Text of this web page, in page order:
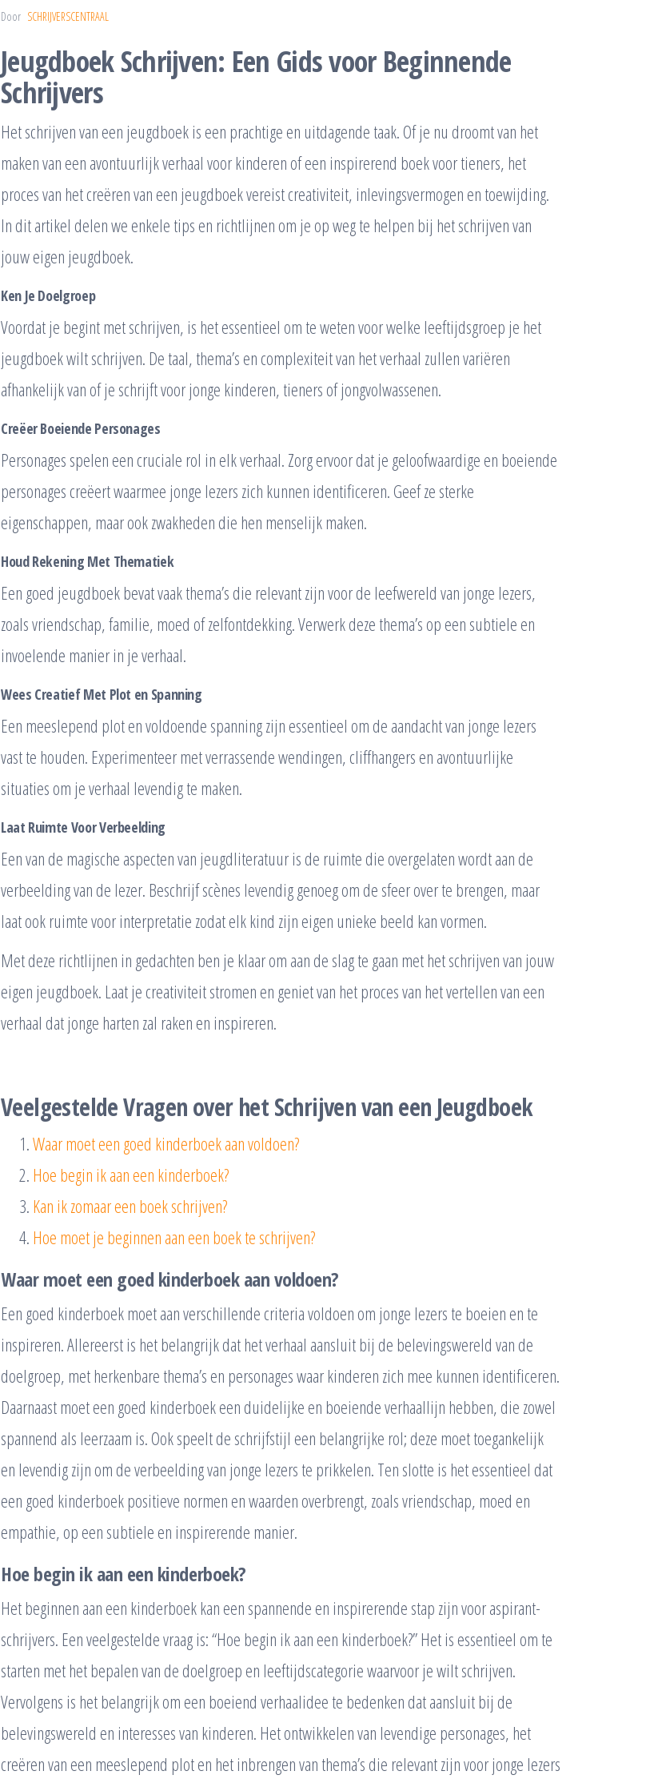
Door SCHRIJVERSCENTRAAL
Jeugdboek Schrijven: Een Gids voor Beginnende
Schrijvers
Het schrijven van een jeugdboek is een prachtige en uitdagende taak. Of je nu droomt van het
maken van een avontuurlijk verhaal voor kinderen of een inspirerend boek voor tieners, het
proces van het creëren van een jeugdboek vereist creativiteit, inlevingsvermogen en toewijding.
In dit artikel delen we enkele tips en richtlijnen om je op weg te helpen bij het schrijven van
jouw eigen jeugdboek.
Ken Je Doelgroep
Voordat je begint met schrijven, is het essentieel om te weten voor welke leeftijdsgroep je het
jeugdboek wilt schrijven. De taal, thema’s en complexiteit van het verhaal zullen variëren
afhankelijk van of je schrijft voor jonge kinderen, tieners of jongvolwassenen.
Creëer Boeiende Personages
Personages spelen een cruciale rol in elk verhaal. Zorg ervoor dat je geloofwaardige en boeiende
personages creëert waarmee jonge lezers zich kunnen identificeren. Geef ze sterke
eigenschappen, maar ook zwakheden die hen menselijk maken.
Houd Rekening Met Thematiek
Een goed jeugdboek bevat vaak thema’s die relevant zijn voor de leefwereld van jonge lezers,
zoals vriendschap, familie, moed of zelfontdekking. Verwerk deze thema’s op een subtiele en
invoelende manier in je verhaal.
Wees Creatief Met Plot en Spanning
Een meeslepend plot en voldoende spanning zijn essentieel om de aandacht van jonge lezers
vast te houden. Experimenteer met verrassende wendingen, cliffhangers en avontuurlijke
situaties om je verhaal levendig te maken.
Laat Ruimte Voor Verbeelding
Een van de magische aspecten van jeugdliteratuur is de ruimte die overgelaten wordt aan de
verbeelding van de lezer. Beschrijf scènes levendig genoeg om de sfeer over te brengen, maar
laat ook ruimte voor interpretatie zodat elk kind zijn eigen unieke beeld kan vormen.
Met deze richtlijnen in gedachten ben je klaar om aan de slag te gaan met het schrijven van jouw
eigen jeugdboek. Laat je creativiteit stromen en geniet van het proces van het vertellen van een
verhaal dat jonge harten zal raken en inspireren.
Veelgestelde Vragen over het Schrijven van een Jeugdboek
Waar moet een goed kinderboek aan voldoen?
Hoe begin ik aan een kinderboek?
Kan ik zomaar een boek schrijven?
Hoe moet je beginnen aan een boek te schrijven?
Waar moet een goed kinderboek aan voldoen?
Een goed kinderboek moet aan verschillende criteria voldoen om jonge lezers te boeien en te
inspireren. Allereerst is het belangrijk dat het verhaal aansluit bij de belevingswereld van de
doelgroep, met herkenbare thema’s en personages waar kinderen zich mee kunnen identificeren.
Daarnaast moet een goed kinderboek een duidelijke en boeiende verhaallijn hebben, die zowel
spannend als leerzaam is. Ook speelt de schrijfstijl een belangrijke rol; deze moet toegankelijk
en levendig zijn om de verbeelding van jonge lezers te prikkelen. Ten slotte is het essentieel dat
een goed kinderboek positieve normen en waarden overbrengt, zoals vriendschap, moed en
empathie, op een subtiele en inspirerende manier.
Hoe begin ik aan een kinderboek?
Het beginnen aan een kinderboek kan een spannende en inspirerende stap zijn voor aspirant-
schrijvers. Een veelgestelde vraag is: “Hoe begin ik aan een kinderboek?” Het is essentieel om te
starten met het bepalen van de doelgroep en leeftijdscategorie waarvoor je wilt schrijven.
Vervolgens is het belangrijk om een boeiend verhaalidee te bedenken dat aansluit bij de
belevingswereld en interesses van kinderen. Het ontwikkelen van levendige personages, het
creëren van een meeslepend plot en het inbrengen van thema’s die relevant zijn voor jonge lezers